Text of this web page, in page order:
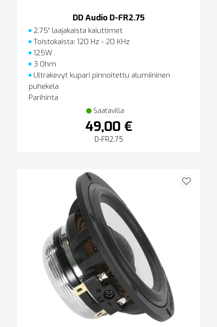
DD Audio D-FR2.75
2.75″ laajakaista kaiuttimet
Toistokaista: 120 Hz - 20 KHz
125W
3 Ohm
Ultrakevyt kupari pinnoitettu alumiininen
puhekela
Parihinta
Saatavilla
49,00 €
D-FR2.75